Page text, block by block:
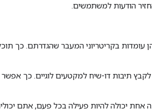
הודעות למשתמשים.
בקריטריוני המעבר שהגדרתם. כך
תיבות דו-שיח למקטעים לוגיים. כך
אחת יכולה להיות פעילה בכל פעם, אתם